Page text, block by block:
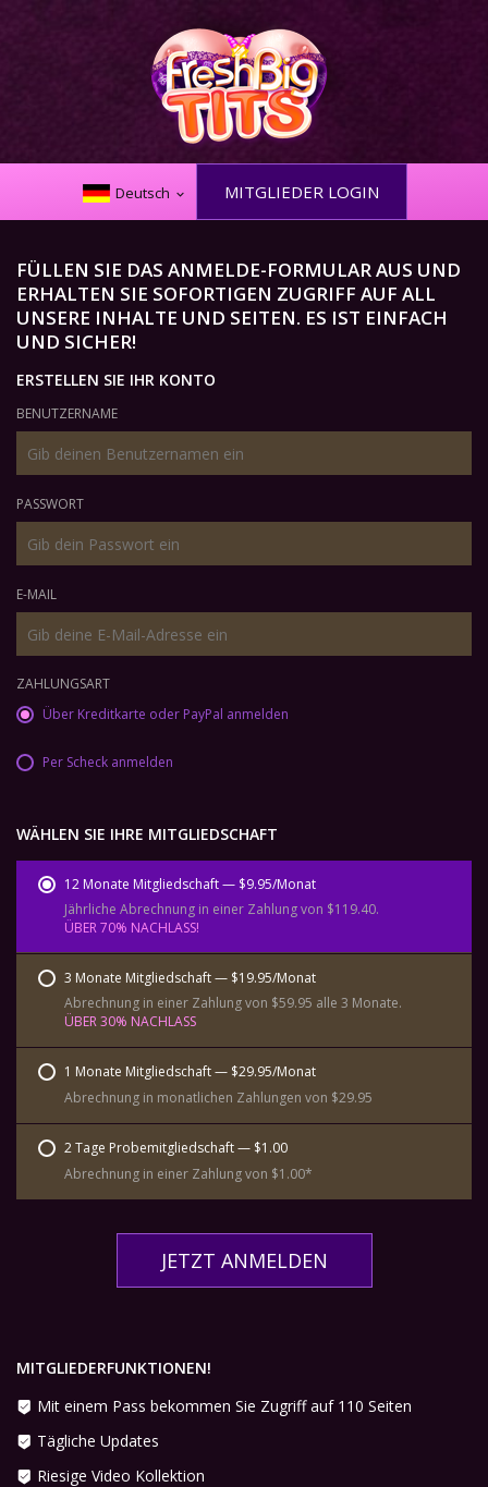
Deutsch MITGLIEDER LOGIN
FÜLLEN SIE DAS ANMELDE-FORMULAR AUS UND
ERHALTEN SIE SOFORTIGEN ZUGRIFF AUF ALL
UNSERE INHALTE UND SEITEN. ES IST EINFACH
UND SICHER!
ERSTELLEN SIE IHR KONTO
BENUTZERNAME
PASSWORT
E-MAIL
ZAHLUNGSART
Über Kreditkarte oder PayPal anmelden
Per Scheck anmelden
WÄHLEN SIE IHRE MITGLIEDSCHAFT
12 Monate Mitgliedschaft — $9.95/Monat
Jährliche Abrechnung in einer Zahlung von $119.40.
ÜBER 70% NACHLASS!
3 Monate Mitgliedschaft — $19.95/Monat
Abrechnung in einer Zahlung von $59.95 alle 3 Monate.
ÜBER 30% NACHLASS
1 Monate Mitgliedschaft — $29.95/Monat
Abrechnung in monatlichen Zahlungen von $29.95
2 Tage Probemitgliedschaft — $1.00
Abrechnung in einer Zahlung von $1.00*
JETZT ANMELDEN
MITGLIEDERFUNKTIONEN!
Mit einem Pass bekommen Sie Zugriff auf 110 Seiten
Tägliche Updates
Riesige Video Kollektion